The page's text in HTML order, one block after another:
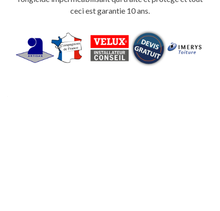
ceci est garantie 10 ans.